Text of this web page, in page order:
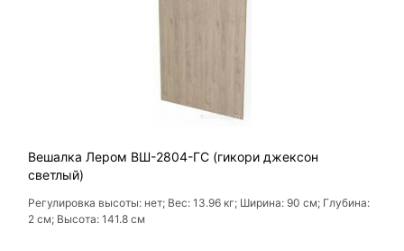
Вешалка Лером ВШ-2804-ГС (гикори джексон
светлый)
Регулировка высоты: нет; Вес: 13.96 кг; Ширина: 90 см; Глубина:
2 см; Высота: 141.8 см